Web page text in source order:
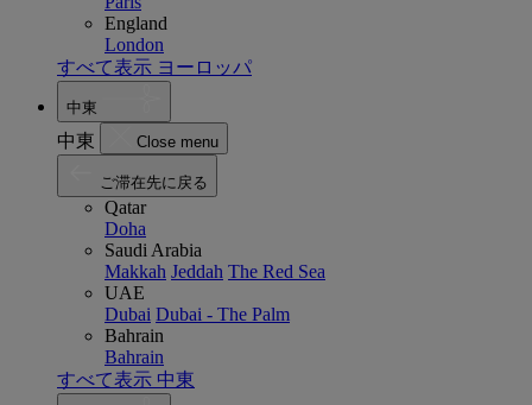
England
London
すべて表示 ヨーロッパ
中東
中東 Close menu
ご滞在先に戻る
Qatar
Doha
Saudi Arabia
Makkah Jeddah The Red Sea
UAE
Dubai Dubai - The Palm
Bahrain
Bahrain
すべて表示 中東